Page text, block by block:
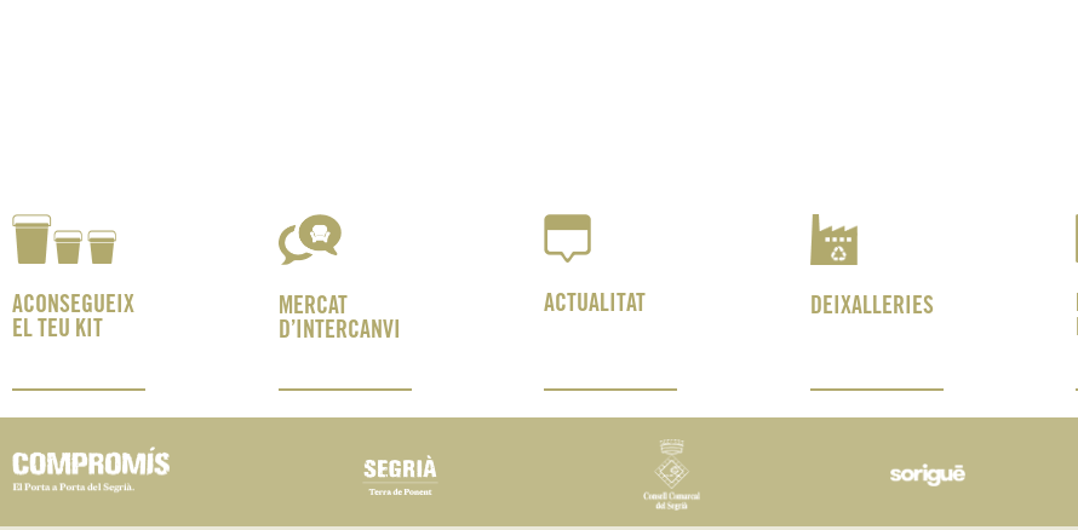
ACONSEGUEIX
EL TEU KIT
MERCAT
D’INTERCANVI
ACTUALITAT DEIXALLERIES